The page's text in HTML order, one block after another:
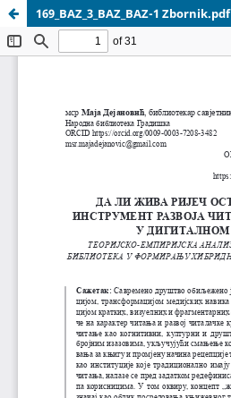
169_BAZ_3_BAZ_BAZ-1 Zbornik.pdf